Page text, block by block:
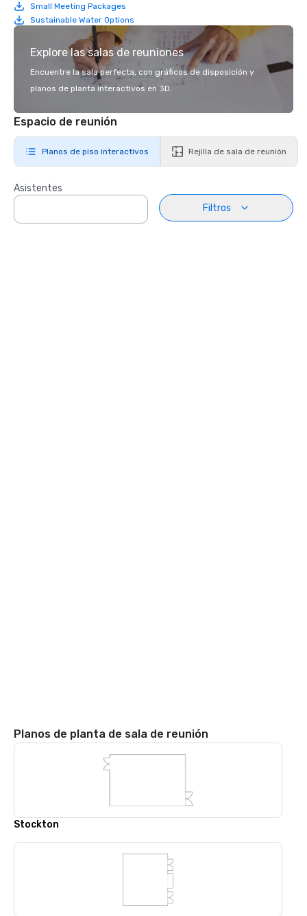
Small Meeting Packages
Sustainable Water Options
Explore las salas de reuniones
Encuentre la sala perfecta, con gráficos de disposición y
planos de planta interactivos en 3D.
Espacio de reunión
Planos de piso interactivos Rejilla de sala de reunión
Asistentes
Filtros
Planos de planta de sala de reunión
Stockton